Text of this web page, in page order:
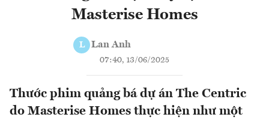
Masterise Homes
L Lan Anh
07:40, 13/06/2025
Thước phim quảng bá dự án The Centric
do Masterise Homes thực hiện như một